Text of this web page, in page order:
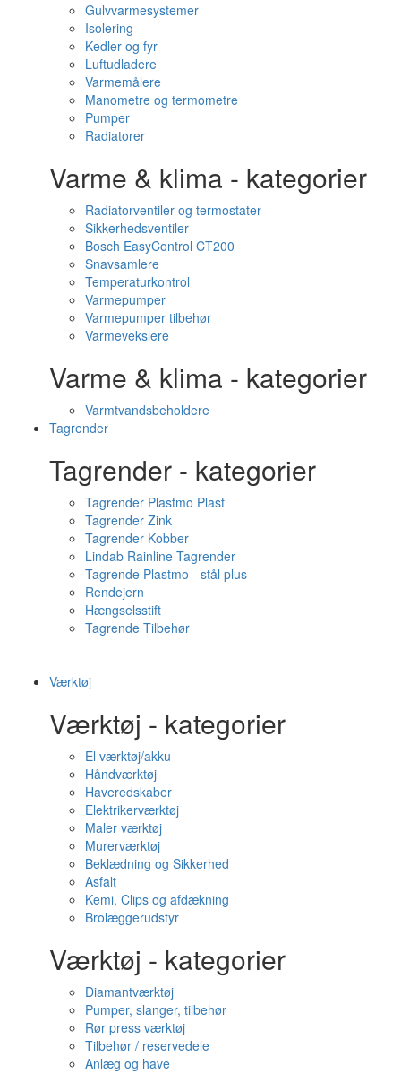
Gulvvarmesystemer
Isolering
Kedler og fyr
Luftudladere
Varmemålere
Manometre og termometre
Pumper
Radiatorer
Varme & klima - kategorier
Radiatorventiler og termostater
Sikkerhedsventiler
Bosch EasyControl CT200
Snavsamlere
Temperaturkontrol
Varmepumper
Varmepumper tilbehør
Varmevekslere
Varme & klima - kategorier
Varmtvandsbeholdere
Tagrender
Tagrender - kategorier
Tagrender Plastmo Plast
Tagrender Zink
Tagrender Kobber
Lindab Rainline Tagrender
Tagrende Plastmo - stål plus
Rendejern
Hængselsstift
Tagrende Tilbehør
Værktøj
Værktøj - kategorier
El værktøj/akku
Håndværktøj
Haveredskaber
Elektrikerværktøj
Maler værktøj
Murerværktøj
Beklædning og Sikkerhed
Asfalt
Kemi, Clips og afdækning
Brolæggerudstyr
Værktøj - kategorier
Diamantværktøj
Pumper, slanger, tilbehør
Rør press værktøj
Tilbehør / reservedele
Anlæg og have